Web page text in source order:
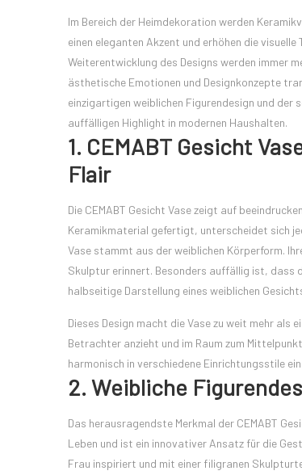
Im Bereich der Heimdekoration werden
einen eleganten Akzent und erhöhen die
Weiterentwicklung des Designs werden immer
ästhetische Emotionen und Designkonzepte
einzigartigen weiblichen Figurendesign und
auffälligen Highlight in modernen Haushalten.
1. CEMABT Gesicht
Flair
Die CEMABT Gesicht Vase zeigt auf
Keramikmaterial gefertigt, unterscheidet sich
Vase stammt aus der weiblichen Körperform.
Skulptur erinnert. Besonders auffällig ist, dass
halbseitige Darstellung eines weiblichen
Dieses Design macht die Vase zu weit mehr als
Betrachter anzieht und im Raum zum
harmonisch in verschiedene Einrichtungsstile
2. Weibliche
Das herausragendste Merkmal der CEMABT
Leben und ist ein innovativer Ansatz für die
Frau inspiriert und mit einer filigranen